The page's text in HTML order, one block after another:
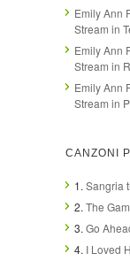
Emily Ann
Stream in
Emily Ann
Stream in
Emily Ann
Stream in
CANZONI
1. Sangria
2. The
3. Go
4. I Loved